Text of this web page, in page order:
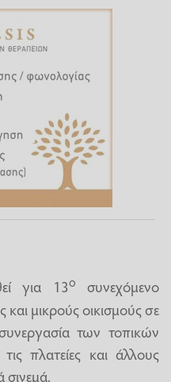
για 13ο
συνεχόμενο
μικρούς οικισμούς σε
των τοπικών
πλατείες και άλλους